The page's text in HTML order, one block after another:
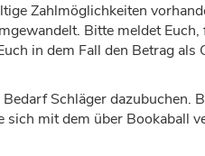
Zahlmöglichkeiten
Bitte meldet
in dem Fall den Betrag als
Schläger dazubuchen.
mit dem über Bookaball